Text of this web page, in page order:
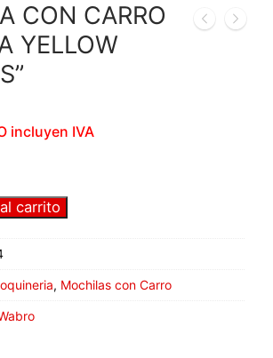
CON CARRO
YELLOW
incluyen IVA
carrito
, Mochilas con Carro